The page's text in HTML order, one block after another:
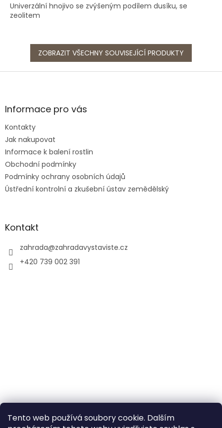
Tento web používá soubory cookie. Dalším
Univerzální hnojivo se zvýšeným podílem dusíku, se
zeolitem
ZOBRAZIT VŠECHNY SOUVISEJÍCÍ PRODUKTY
Z
aInformace pro vás
Kontakty
Jak nakupovat
Informace k balení rostlin
Obchodní podmínky
Podmínky ochrany osobních údajů
Ústřední kontrolní a zkušební ústav zemědělský
Kontakt
zahrada@zahradavystaviste.cz
+420 739 002 391